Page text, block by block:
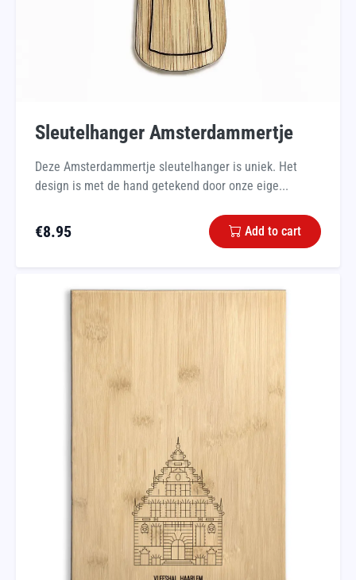
Sleutelhanger Amsterdammertje
Deze Amsterdammertje sleutelhanger is uniek. Het
design is met de hand getekend door onze eige...
€8.95 Add to cart